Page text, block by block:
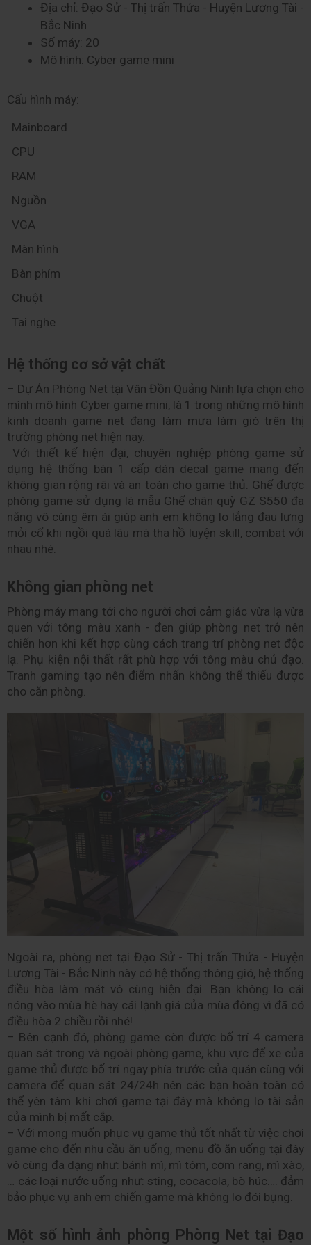
Địa chỉ: Đạo Sử - Thị trấn Thứa - Huyện Lương Tài -
Bắc Ninh
Số máy: 20
Mô hình: Cyber game mini
Cấu hình máy:
Mainboard
CPU
RAM
Nguồn
VGA
Màn hình
Bàn phím
Chuột
Tai nghe
Hệ thống cơ sở vật chất
– Dự Án Phòng Net tại Vân Đồn Quảng Ninh lựa chọn cho
mình mô hình Cyber game mini, là 1 trong những mô hình
kinh doanh game net đang làm mưa làm gió trên thị
trường phòng net hiện nay.
Với thiết kế hiện đại, chuyên nghiệp phòng game sử
dụng hệ thống bàn 1 cấp dán decal game mang đến
không gian rộng rãi và an toàn cho game thủ. Ghế được
phòng game sử dụng là mẫu Ghế chân quỳ GZ S550 đa
năng vô cùng êm ái giúp anh em không lo lắng đau lưng
mỏi cổ khi ngồi quá lâu mà tha hồ luyện skill, combat với
nhau nhé.
Không gian phòng net
Phòng máy mang tới cho người chơi cảm giác vừa lạ vừa
quen với tông màu xanh - đen giúp phòng net trở nên
chiến hơn khi kết hợp cùng cách trang trí phòng net độc
lạ. Phụ kiện nội thất rất phù hợp với tông màu chủ đạo.
Tranh gaming tạo nên điểm nhấn không thể thiếu được
cho căn phòng.
Ngoài ra, phòng net tại Đạo Sử - Thị trấn Thứa - Huyện
Lương Tài - Bắc Ninh này có hệ thống thông gió, hệ thống
điều hòa làm mát vô cùng hiện đại. Bạn không lo cái
nóng vào mùa hè hay cái lạnh giá của mùa đông vì đã có
điều hòa 2 chiều rồi nhé!
– Bên cạnh đó, phòng game còn được bố trí 4 camera
quan sát trong và ngoài phòng game, khu vực để xe của
game thủ được bố trí ngay phía trước của quán cùng với
camera để quan sát 24/24h nên các bạn hoàn toàn có
thể yên tâm khi chơi game tại đây mà không lo tài sản
của mình bị mất cắp.
– Với mong muốn phục vụ game thủ tốt nhất từ việc chơi
game cho đến nhu cầu ăn uống, menu đồ ăn uống tại đây
vô cùng đa dạng như: bánh mì, mì tôm, cơm rang, mì xào,
… các loại nước uống như: sting, cocacola, bò húc…. đảm
bảo phục vụ anh em chiến game mà không lo đói bụng.
Một số hình ảnh phòng Phòng Net tại Đạo